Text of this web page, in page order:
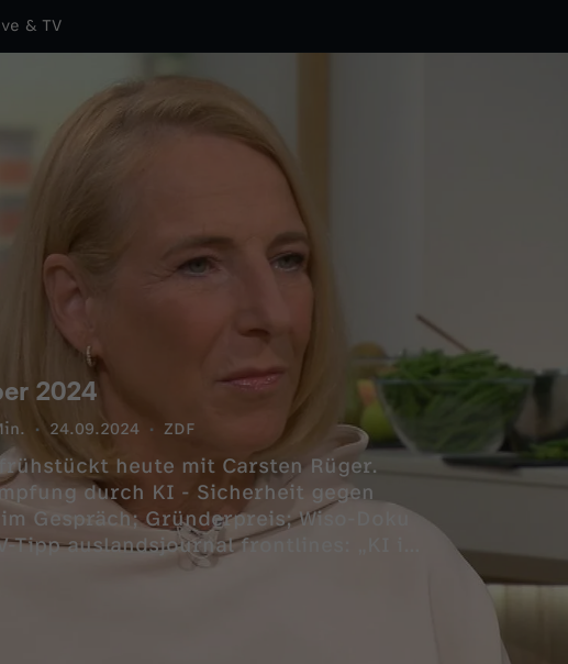
& TV
2024
24.09.2024 ZDF
heute mit Carsten Rüger.
durch KI - Sicherheit gegen
Gespräch; Gründerpreis; Wiso-Doku
Tipp auslandsjournal frontlines: „KI im
der Husumer Schlossluke; Birnen,
Mario Kotaska; Wie gefährlich ist
"einen Vogel haben"? - Dana